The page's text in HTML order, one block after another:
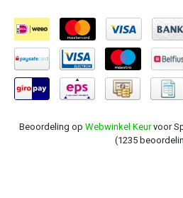
Beoordeling op Webwinkel Keurvoor
(1235